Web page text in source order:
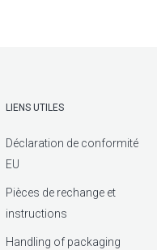
LIENS UTILES
Déclaration de conformité
EU
Pièces de rechange et
instructions
Handling of packaging